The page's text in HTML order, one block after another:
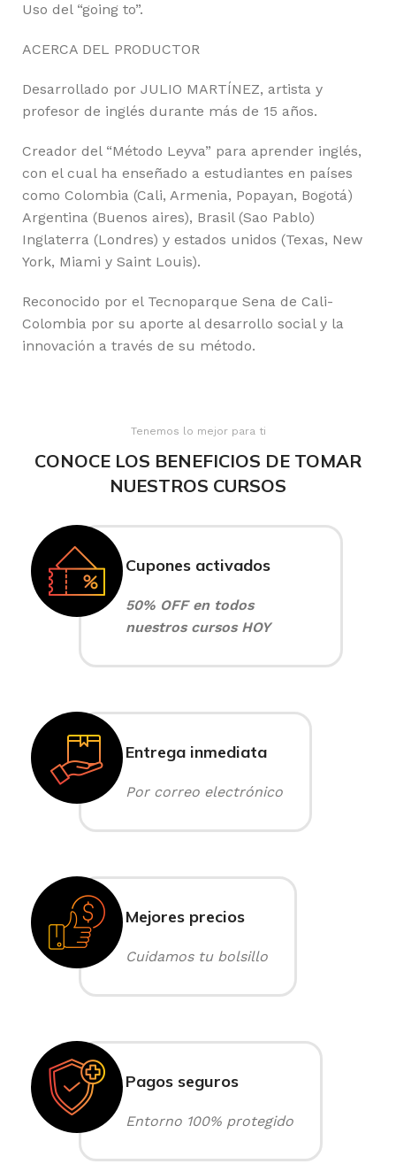
Uso del “going to”.
ACERCA DEL PRODUCTOR
Desarrollado por JULIO MARTÍNEZ, artista y
profesor de inglés durante más de 15 años.
Creador del “Método Leyva” para aprender inglés,
con el cual ha enseñado a estudiantes en países
como Colombia (Cali, Armenia, Popayan, Bogotá)
Argentina (Buenos aires), Brasil (Sao Pablo)
Inglaterra (Londres) y estados unidos (Texas, New
York, Miami y Saint Louis).
Reconocido por el Tecnoparque Sena de Cali-
Colombia por su aporte al desarrollo social y la
innovación a través de su método.
Tenemos lo mejor para ti
CONOCE LOS BENEFICIOS DE TOMAR
NUESTROS CURSOS
Cupones activados
50% OFF en todos
nuestros cursos HOY
Entrega inmediata
Por correo electrónico
Mejores precios
Cuidamos tu bolsillo
Pagos seguros
Entorno 100% protegido